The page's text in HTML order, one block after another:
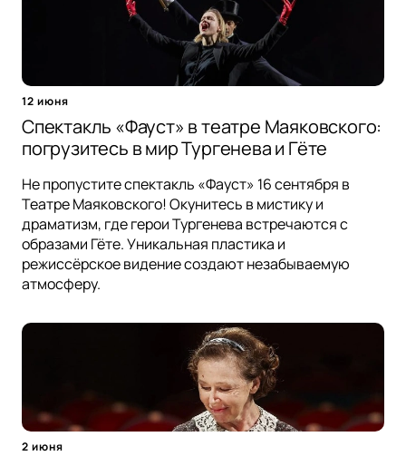
12 июня
Спектакль «Фауст» в театре Маяковского:
погрузитесь в мир Тургенева и Гёте
Не пропустите спектакль «Фауст» 16 сентября в
Театре Маяковского! Окунитесь в мистику и
драматизм, где герои Тургенева встречаются с
образами Гёте. Уникальная пластика и
режиссёрское видение создают незабываемую
атмосферу.
2 июня